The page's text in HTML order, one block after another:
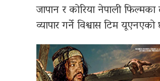
जापान र कोरिया नेपाली फिल्मका
व्यापार गर्ने विश्वास टिम